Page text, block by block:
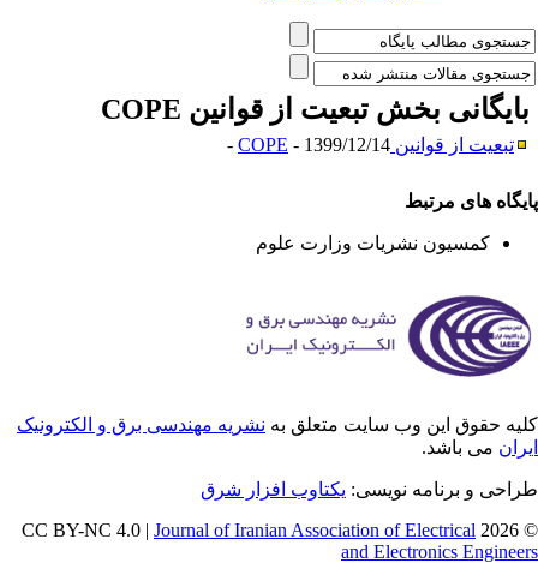
بخش تبعیت از قوانین COPE
تبعیت از قوانین COPE- 1399/12/14 -
های مرتبط
کمسیون نشریات وزارت علوم
حقوق این وب سایت متعلق بهنشریه مهندسی برق و الکترونیک
می باشد.
و برنامه نویسی: یکتاوب افزار شرق
©
Journal of Iranian Association of Electrical
and Electronics